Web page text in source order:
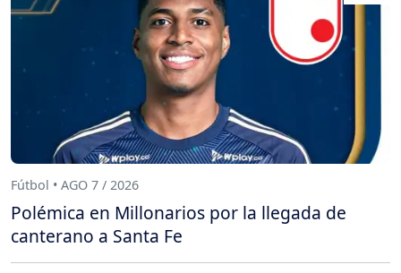
Fútbol • AGO 7 / 2026
Polémica en Millonarios por la llegada de
canterano a Santa Fe